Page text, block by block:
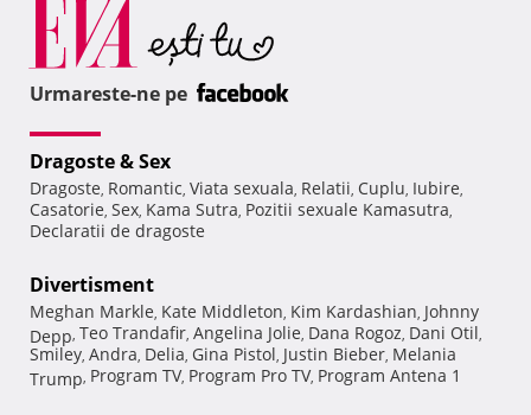
Urmareste-ne pe
Dragoste & Sex
Dragoste, Romantic, Viata sexuala, Relatii, Cuplu, Iubire,
Casatorie, Sex, Kama Sutra, Pozitii sexuale Kamasutra,
Declaratii de dragoste
Divertisment
Meghan Markle, Kate Middleton, Kim Kardashian, Johnny
Depp, Teo Trandafir, Angelina Jolie, Dana Rogoz, Dani Otil,
Smiley, Andra, Delia, Gina Pistol, Justin Bieber, Melania
Trump, Program TV, Program Pro TV, Program Antena 1